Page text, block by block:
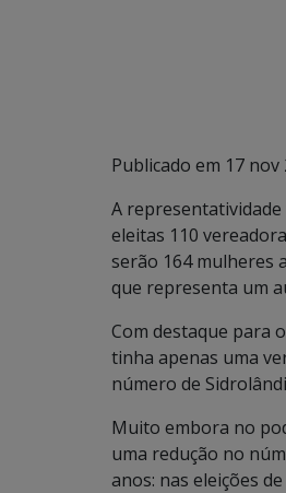
Publicado em 17 nov
A
eleitas 110
serão 164 mulheres
que representa um
Com destaque para
tinha apenas uma
número de
Muito embora no
uma redução no
anos: nas eleições